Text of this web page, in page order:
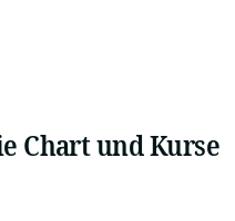
Chart und Kurse